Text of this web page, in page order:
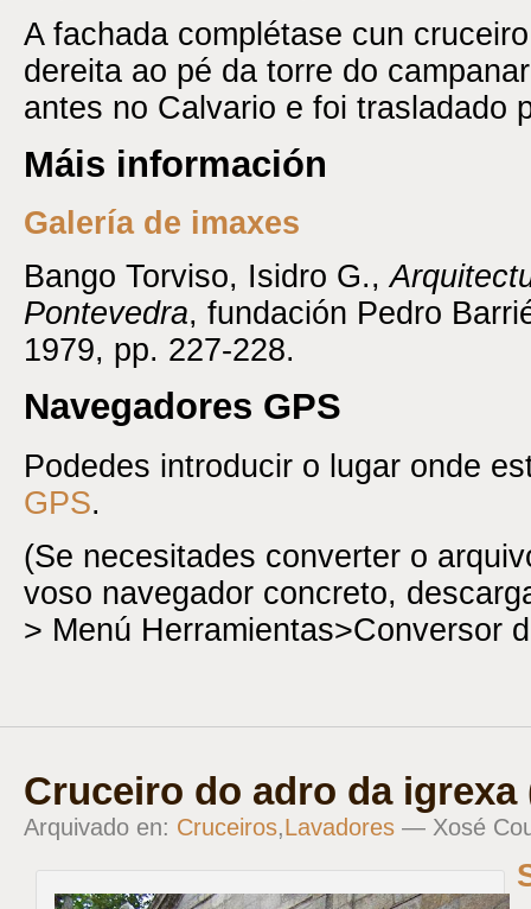
A fachada complétase cun
dereita ao pé da torre do
antes no Calvario e foi trasladado
Máis información
Galería de imaxes
Bango Torviso, Isidro G.,
Pontevedra, fundación Pedro
1979, pp. 227-228.
Navegadores GPS
Podedes introducir o lugar onde
GPS.
(Se necesitades converter o
voso navegador concreto,
> Menú Herramientas>Conversor
Cruceiro do adro da igrexa
Arquivado en: Cruceiros,Lavadores — Xosé